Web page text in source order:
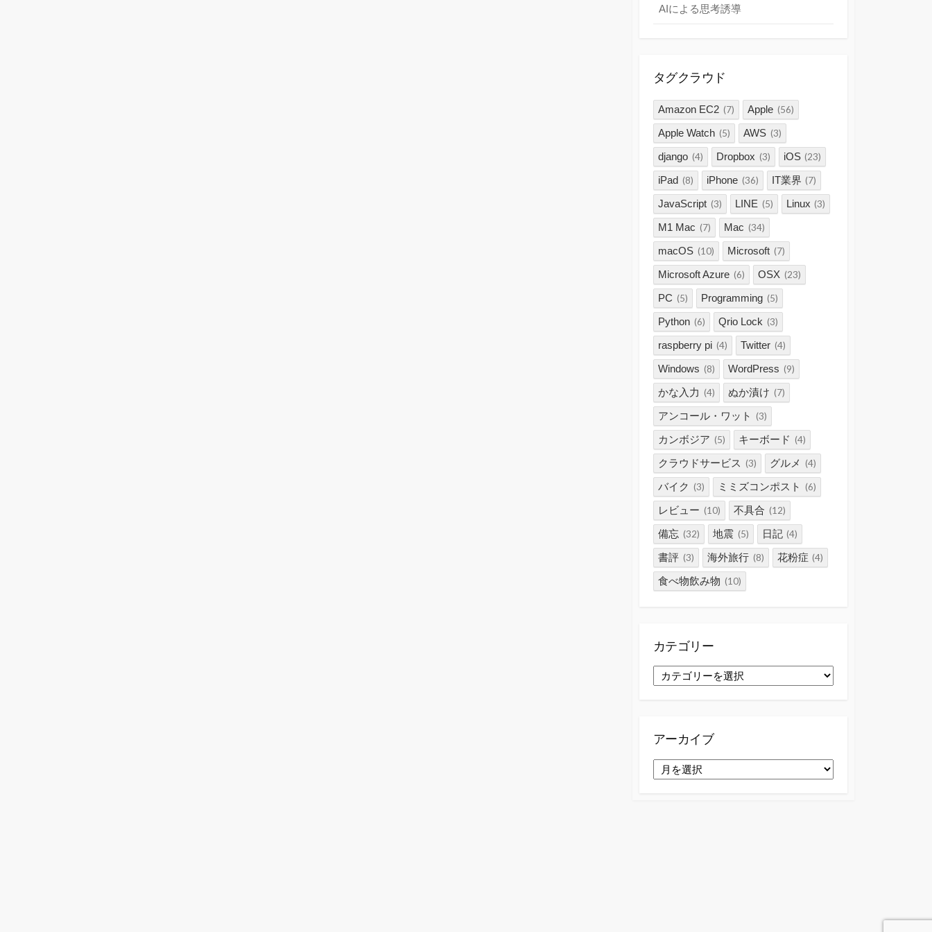
AIによる思考誘導
タグクラウド
Amazon EC2 (7) Apple (56)
Apple Watch (5) AWS (3)
django (4) Dropbox (3) iOS (23)
iPad (8) iPhone (36) IT業界 (7)
JavaScript (3) LINE (5) Linux (3)
M1 Mac (7) Mac (34)
macOS (10) Microsoft (7)
Microsoft Azure (6) OSX (23)
PC (5) Programming (5)
Python (6) Qrio Lock (3)
raspberry pi (4) Twitter (4)
Windows (8) WordPress (9)
かな入力 (4) ぬか漬け (7)
アンコール・ワット (3)
カンボジア (5) キーボード (4)
クラウドサービス (3) グルメ (4)
バイク (3) ミミズコンポスト (6)
レビュー (10) 不具合 (12)
備忘 (32) 地震 (5) 日記 (4)
書評 (3) 海外旅行 (8) 花粉症 (4)
食べ物飲み物 (10)
カテゴリー
カ
テ
アーカイブ
ー